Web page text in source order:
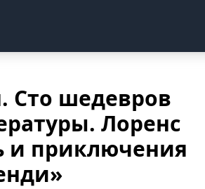
Сто шедевров
Лоренс
и приключения